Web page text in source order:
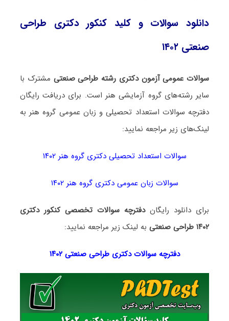
دانلود سوالات و کلید کنکور دکتری طراحی
صنعتی ۱۴۰۲
سوالات عمومی آزمون دکتری رشته طراحی صنعتی مشترک با
سایر رشته‌های گروه آزمایشی هنر است. برای دریافت رایگان
دفترچه سوالات استعداد تحصیلی و زبان عمومی گروه هنر به
لینک‌های زیر مراجعه نمایید:
سوالات استعداد تحصیلی دکتری گروه هنر ۱۴۰۲
سوالات زبان عمومی دکتری گروه هنر ۱۴۰۲
برای دانلود رایگاندفترچه سوالات تخصصی کنکور دکتری
۱۴۰۲ طراحی صنعتی
به لینک زیر مراجعه نمایید:
دفترچه سوالات دکتری طراحی صنعتی ۱۴۰۲